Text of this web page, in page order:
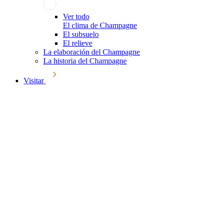
Ver todo
El clima de Champagne
El subsuelo
El relieve
La elaboración del Champagne
La historia del Champagne
Visitar